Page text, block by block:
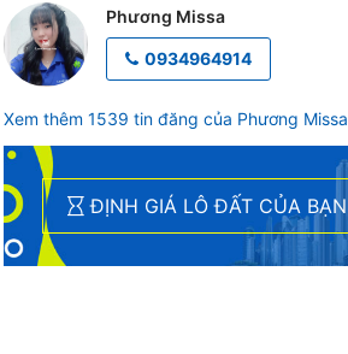
Phương Missa
0934964914
Xem thêm 1539 tin đăng của Phương Missa
ĐỊNH GIÁ LÔ ĐẤT CỦA BẠN